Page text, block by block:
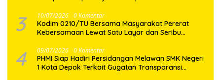
3 10/07/2026 0 Komentar
Kodim 0210/TU Bersama Masyarakat Pererat
Kebersamaan Lewat Satu Layar dan Seribu
4 09/07/2026 0 Komentar
PHMI Siap Hadiri Persidangan Melawan SMK Negeri
1 Kota Depok Terkait Gugatan Transparansi